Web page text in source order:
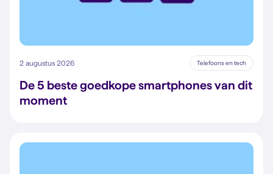
2 augustus 2026 Telefoons en tech
De 5 beste goedkope smartphones van dit
moment